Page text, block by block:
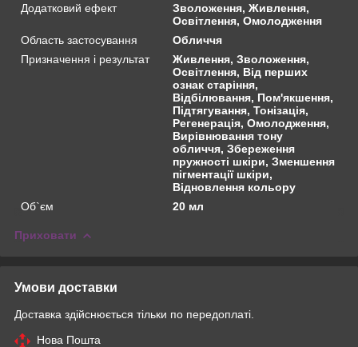
Додатковий ефект
Зволоження, Живлення,
Освітлення, Омолодження
Область застосування
Обличчя
Призначення і результат
Живлення, Зволоження,
Освітлення, Від перших
ознак старіння,
Відбілювання, Пом'якшення,
Підтягування, Тонізація,
Регенерація, Омолодження,
Вирівнювання тону
обличчя, Збереження
пружності шкіри, Зменшення
пігментації шкіри,
Відновлення кольору
Об`єм
20 мл
Приховати
Умови доставки
Доставка здійснюється тільки по передоплаті.
Нова Пошта